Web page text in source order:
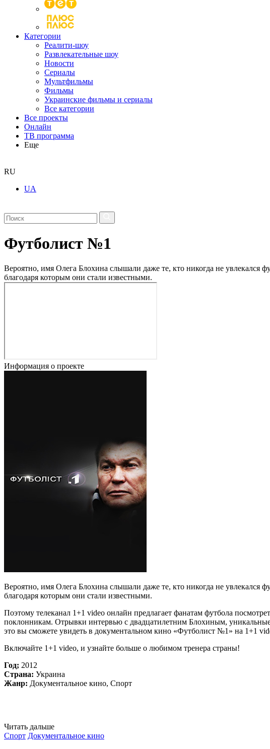
Категории
Реалити-шоу
Развлекательные шоу
Новости
Сериалы
Мультфильмы
Фильмы
Украинские фильмы и сериалы
Все категории
Все проекты
Онлайн
ТВ программа
Еще
RU
UA
Футболист №1
Вероятно, имя Олега Блохина слышали даже те, кто никогда не увлекался
благодаря которым они стали известными.
Информация о проекте
Вероятно, имя Олега Блохина слышали даже те, кто никогда не увлекался
благодаря которым они стали известными.
Поэтому телеканал 1+1 video онлайн предлагает фанатам футбола
поклонникам. Отрывки интервью с двадцатилетним Блохиным,
это вы сможете увидеть в документальном кино «Футболист №1» на 1+1
Включайте 1+1 video, и узнайте больше о любимом тренера страны!
Год; 2012
Страна: Украина
Жанр: Документальное кино, Спорт
Читать дальше
Спорт Документальное кино